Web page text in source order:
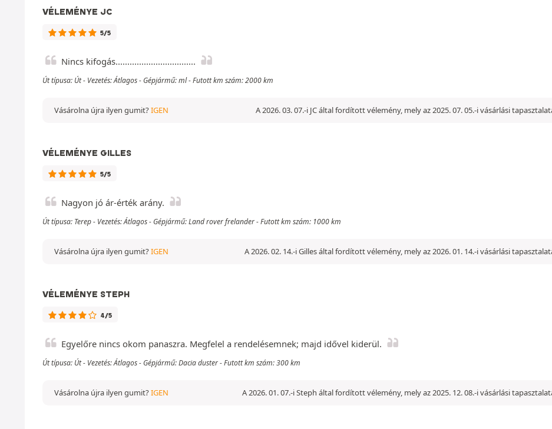
VÉLEMÉNYE JC
5/5
Nincs kifogás..................................
Út típusa: Út - Vezetés: Átlagos - Gépjármű: ml - Futott km szám: 2000 km
A 2026. 03. 07.-i JC által fordított vélemény, mely az 2025. 07. 05.-i vásárlási
Vásárolna újra ilyen gumit?IGEN
VÉLEMÉNYE GILLES
5/5
Nagyon jó ár-érték arány.
Út típusa: Terep - Vezetés: Átlagos - Gépjármű: Land rover frelander - Futott km szám: 1000 km
A 2026. 02. 14.-i Gilles által fordított vélemény, mely az 2026. 01. 14.-i vásárlási
Vásárolna újra ilyen gumit?IGEN
VÉLEMÉNYE STEPH
4/5
Egyelőre nincs okom panaszra. Megfelel a rendelésemnek; majd idővel kiderül.
Út típusa: Út - Vezetés: Átlagos - Gépjármű: Dacia duster - Futott km szám: 300 km
A 2026. 01. 07.-i Steph által fordított vélemény, mely az 2025. 12. 08.-i vásárlási
Vásárolna újra ilyen gumit?IGEN